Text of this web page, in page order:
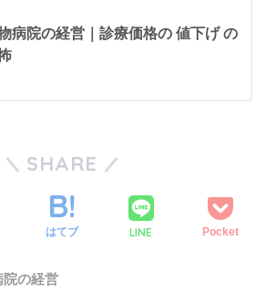
病院の経営｜診療価格の 値下げ の
SHARE
はてブ LINE Pocket
院の経営